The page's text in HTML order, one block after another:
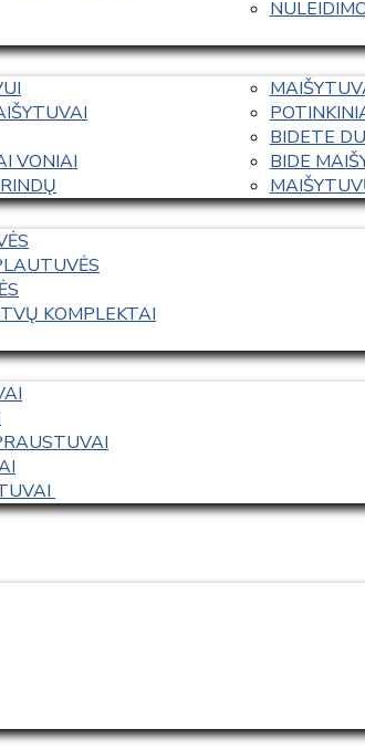
VONIAI
BIDETE
BIDE
KOMPLEKTAI